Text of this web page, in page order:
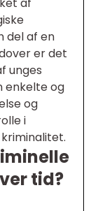
af
del af en
er det
unges
enkelte og
og
i
tid?